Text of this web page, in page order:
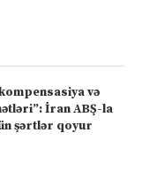
və
İran ABŞ-la
şərtlər qoyur